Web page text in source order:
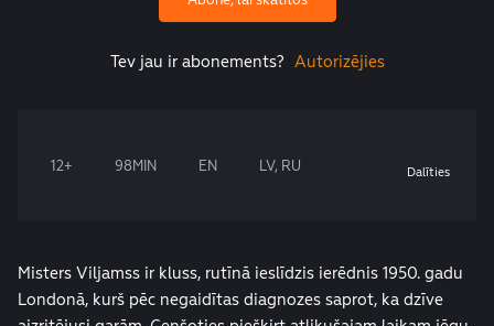
Tev jau ir abonements? Autorizējies
12+ 98MIN EN LV, RU Dalīties
Misters Viljamss ir kluss, rutīnā ieslīdzis ierēdnis 1950. gadu
Londonā, kurš pēc negaidītas diagnozes saprot, ka dzīve